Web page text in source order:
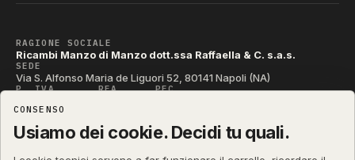
RAGIONE SOCIALE
Ricambi Manzo di Manzo dott.ssa Raffaella & C. s.a.s.
SEDE
Via S. Alfonso Maria de Liguori 52, 80141 Napoli (NA)
P. IVA REA PEC
CODICE SDI
T04ZHR3
CONSENSO
Usiamo dei cookie. Decidi tu quali.